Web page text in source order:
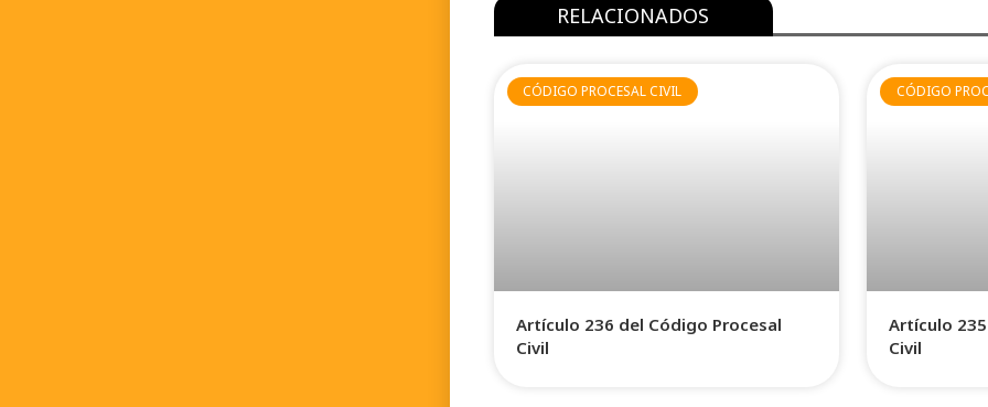
RELACIONADOS
CÓDIGO PROCESAL CIVIL
Artículo 236 del Código Procesal
Civil
CÓDIGO
Artículo
Civil